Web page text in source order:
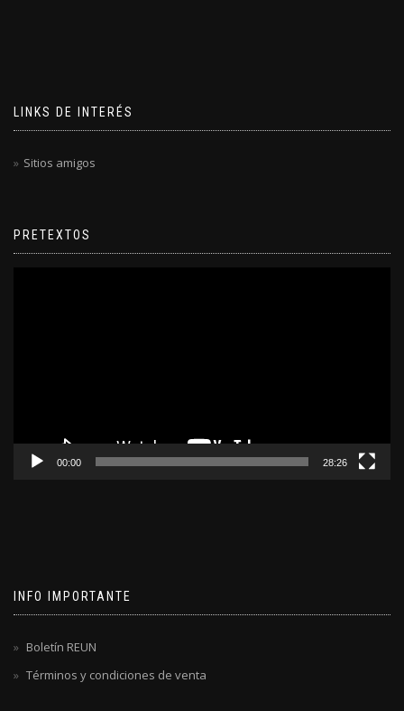
LINKS DE INTERÉS
Sitios amigos
PRETEXTOS
00:00 28:26
INFO IMPORTANTE
Boletín REUN
Términos y condiciones de venta